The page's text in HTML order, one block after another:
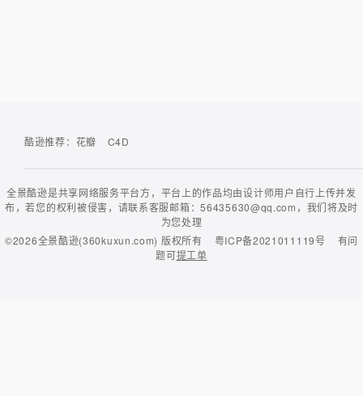
酷逊推荐： 花瓣 C4D
全景酷逊是共享网络服务平台方，平台上的作品均由设计师用户自行上传并发
布，若您的权利被侵害，请联系客服邮箱：56435630@qq.com，我们将及时
为您处理
©2026全景酷逊(360kuxun.com) 版权所有 粤ICP备2021011119号
有问
题可提工单